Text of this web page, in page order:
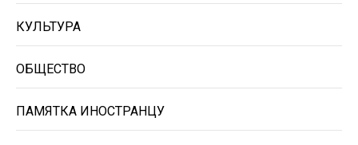
КУЛЬТУРА
ОБЩЕСТВО
ПАМЯТКА ИНОСТРАНЦУ